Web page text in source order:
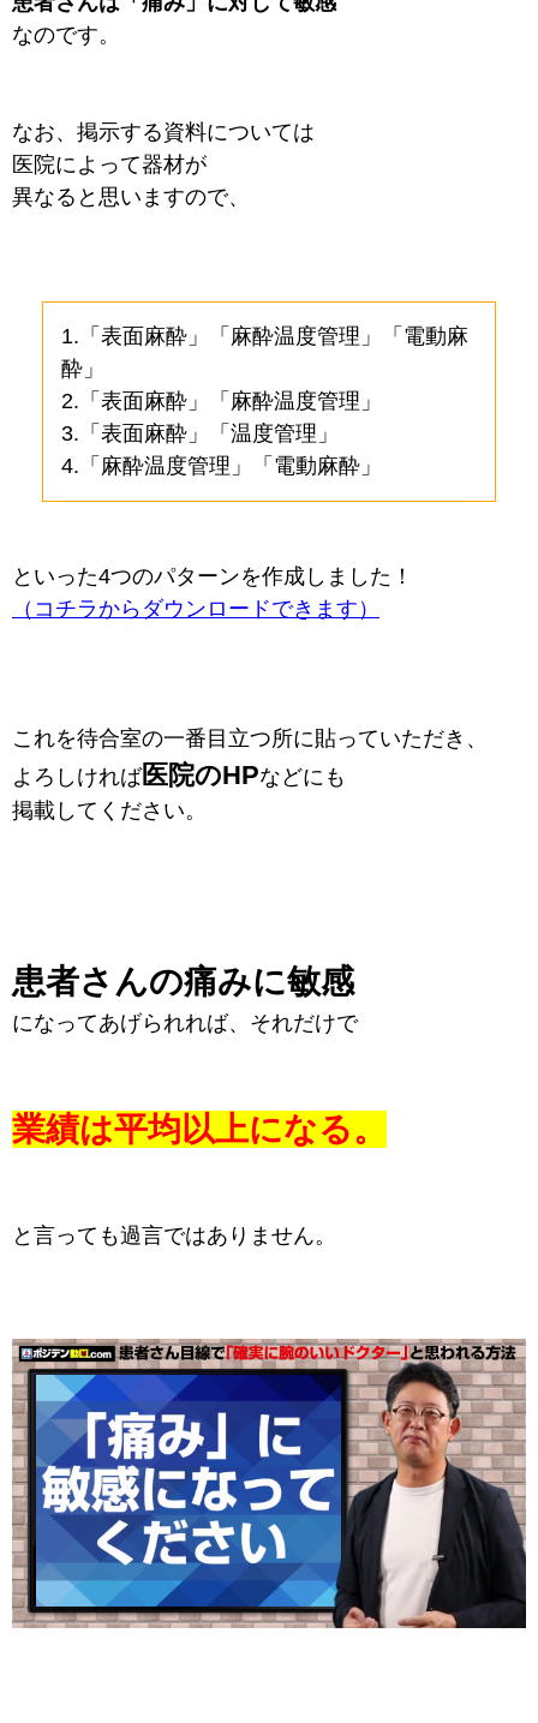
なのです。
なお、掲示する資料については
医院によって器材が
異なると思いますので、
1.「表面麻酔」「麻酔温度管理」「電動麻
酔」
2.「表面麻酔」「麻酔温度管理」
3.「表面麻酔」「温度管理」
4.「麻酔温度管理」「電動麻酔」
といった4つのパターンを作成しました！
（コチラからダウンロードできます）
これを待合室の一番目立つ所に貼っていただき、
よろしければ医院のHPなどにも
掲載してください。
患者さんの痛みに敏感
になってあげられれば、それだけで
業績は平均以上になる。
と言っても過言ではありません。